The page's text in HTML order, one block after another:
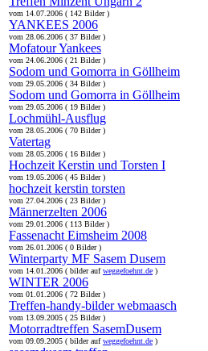
vom 14.07.2006 ( 142 Bilder )
YANKEES 2006
vom 28.06.2006 ( 37 Bilder )
Mofatour Yankees
vom 24.06.2006 ( 21 Bilder )
Sodom und Gomorra in Göllheim
vom 29.05.2006 ( 34 Bilder )
Sodom und Gomorra in Göllheim
vom 29.05.2006 ( 19 Bilder )
Lochmühl-Ausflug
vom 28.05.2006 ( 70 Bilder )
Vatertag
vom 28.05.2006 ( 16 Bilder )
Hochzeit Kerstin und Torsten I
vom 19.05.2006 ( 45 Bilder )
hochzeit kerstin torsten
vom 27.04.2006 ( 23 Bilder )
Männerzelten 2006
vom 29.01.2006 ( 113 Bilder )
Fassenacht Eimsheim 2008
vom 26.01.2006 ( 0 Bilder )
Winterparty MF Sasem Dusem
vom 14.01.2006 ( bilder aufweggefoehnt.de )
WINTER 2006
vom 01.01.2006 ( 72 Bilder )
Treffen-handy-bilder webmaasch
vom 13.09.2005 ( 25 Bilder )
Motorradtreffen SasemDusem
vom 09.09.2005 ( bilder aufweggefoehnt.de )